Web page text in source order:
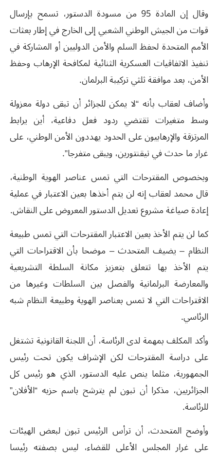
وقال إن المادة 95 من مسودة الدستور، تسمح بإرسال
قوات من الجيش الوطني الشعبي إلى الخارج في إطار بعثات
الأمم المتحدة لحفظ السلم والأمن الدوليين أو المشاركة في
تنفيذ الاتفاقيات العسكرية الثنائية لمكافحة الإرهاب وحفظ
الأمن، بعد موافقة ثلثي تركيبة البرلمان.
وأضاف لعقاب بأنه “لا يمكن للجزائر أن تبقى دولة معزولة
وسط متغیرات تقتضي ردود فعل دفاعیة، أين يرابط
المرتزقة والإرھابیون على الحدود يھددون الأمن الوطني، على
غرار ما حدث في تیقنتورين، ويبقى متفرجا”.
وبخصوص المقترحات التي تمس عناصر الهوية الوطنية،
قال محمد لعقاب إنه لن يتم أخذھا بعین الاعتبار في عملیة
إعادة صیاغة مشروع تعديل الدستور المعروض على النقاش.
كما لن يتم الأخذ بعین الاعتبار المقترحات التي تمس طبیعة
النظام – يضيف المتحدث – موضحا بأن الاقتراحات التي
يتم الأخذ بھا تتعلق بتعزيز مكانة السلطة التشريعیة
والمعارضة البرلمانیة والفصل بین السلطات وغیرھا من
الاقتراحات التي لا تمس بعناصر الھوية وطبیعة النظام شبه
الرئاسي.
وأكد المكلف بمھمة لدى الرئاسة، أن اللجنة القانونیة تشتغل
على دراسة المقترحات لكن الإشراف يكون تحت رئیس
الجمھورية، مثلما ينص علیه الدستور، الذي ھو رئیس كل
الجزائريین، مذكرا أن تبون لم يترشح باسم حزبه “الأفلان”
للرئاسة.
وأوضح المتحدث، أن ترأس الرئیس تبون لبعض الھیئات
على غرار المجلس الأعلى للقضاء، لیس بصفته رئیسا